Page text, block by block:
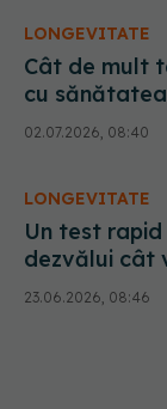
LONGEVITATE
Cât de mult
cu
zi?
02.07.2026, 08:40
LONGEVITATE
Un test
dezvălui cât
trebuie să
23.06.2026, 08:46